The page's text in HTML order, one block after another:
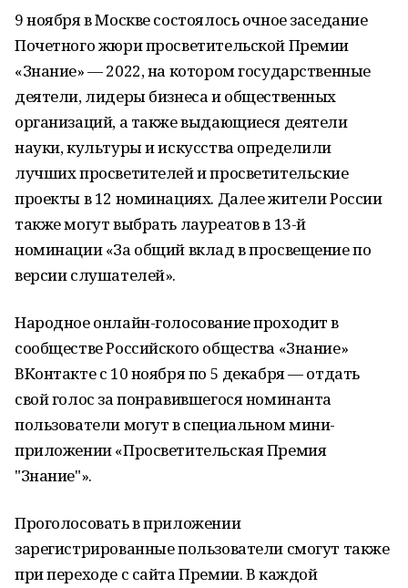
9 ноября в Москве состоялось очное заседание
Почетного жюри просветительской Премии
«Знание» — 2022, на котором государственные
деятели, лидеры бизнеса и общественных
организаций, а также выдающиеся деятели
науки, культуры и искусства определили
лучших просветителей и просветительские
проекты в 12 номинациях. Далее жители России
также могут выбрать лауреатов в 13-й
номинации «За общий вклад в просвещение по
версии слушателей».
Народное онлайн-голосование проходит в
сообществе Российского общества «Знание»
ВКонтакте с 10 ноября по 5 декабря — отдать
свой голос за понравившегося номинанта
пользователи могут в специальном мини-
приложении «Просветительская Премия
"Знание"».
Проголосовать в приложении
зарегистрированные пользователи смогут также
при переходе с сайта Премии. В каждой